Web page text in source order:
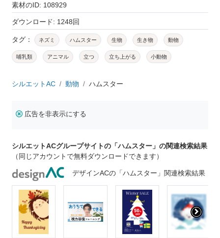
素材のID: 108929
ダウンロード: 1248回
タグ： ネズミ ハムスター 生物 生き物 動物
哺乳類 アニマル 立つ 立ち上がる 小動物
シルエットAC 動物 ハムスター
広告を非表示にする
シルエットACグループサイトの「ハムスター」の関連検索結果
（同じアカウントで無料ダウンロードできます）
デザインACの「ハムスター」関連検索結果